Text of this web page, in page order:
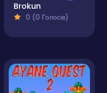
Brokun
0 (0 Голосів)